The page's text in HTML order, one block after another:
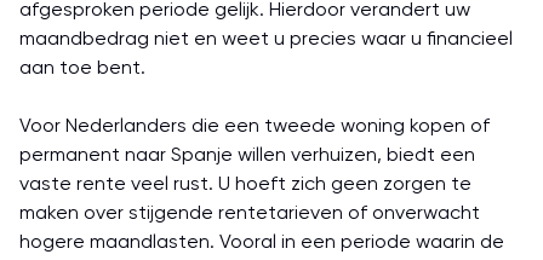
afgesproken periode gelijk. Hierdoor verandert uw
maandbedrag niet en weet u precies waar u financieel
aan toe bent.
Voor Nederlanders die een tweede woning kopen of
permanent naar Spanje willen verhuizen, biedt een
vaste rente veel rust. U hoeft zich geen zorgen te
maken over stijgende rentetarieven of onverwacht
hogere maandlasten. Vooral in een periode waarin de